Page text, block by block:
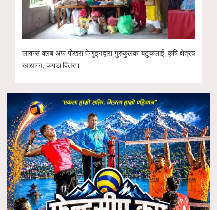
लायन्स क्लब अफ पोखरा पेन्गुइनद्वारा गुरुकुलका बटुकलाई
खाद्यान्न, कपडा वितरण
कृषि क्षेत्रको